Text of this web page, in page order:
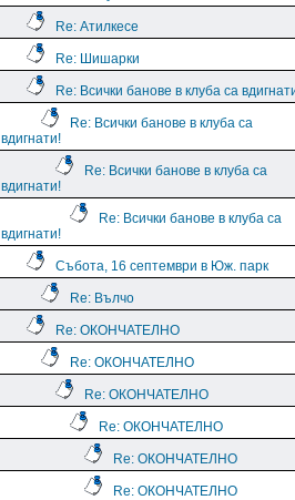
Re: Атилкесе
Re: Шишарки
Re: Всички банове в клуба са
Re: Всички банове в клуба са
вдигнати!
Re: Всички банове в клуба са
вдигнати!
Re: Всички банове в клуба са
вдигнати!
Събота, 16 септември в Юж. парк
Re: Вълчо
Re: ОКОНЧАТЕЛНО
Re: ОКОНЧАТЕЛНО
Re: ОКОНЧАТЕЛНО
Re: ОКОНЧАТЕЛНО
Re: ОКОНЧАТЕЛНО
Re: ОКОНЧАТЕЛНО